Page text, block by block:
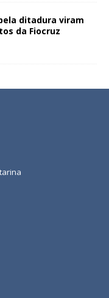
ditadura viram
da Fiocruz